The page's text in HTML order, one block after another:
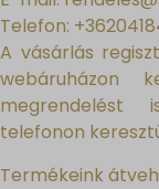
Telefon:
A vásárlás
webáruházon
megrendelést
telefonon
Termékeink